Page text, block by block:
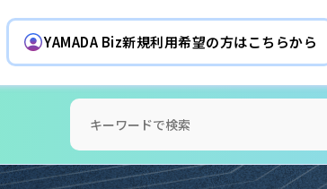
YAMADA Biz新規利用希望の方はこちらから